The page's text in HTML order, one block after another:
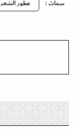
سمات : عطور الشعر